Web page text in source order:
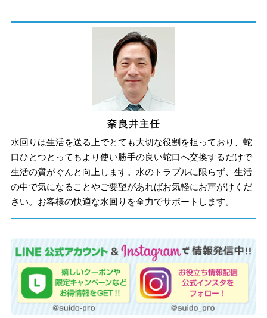
水回りは生活を送る上でとても大切な役割を担っており、蛇
口ひとつとってもより使い勝手の良い蛇口へ交換するだけで
生活の質がぐんと向上します。水のトラブルに限らず、生活
の中で気になることやご要望があればお気軽にお声がけくだ
さい。お客様の快適な水回りを全力でサポートします。